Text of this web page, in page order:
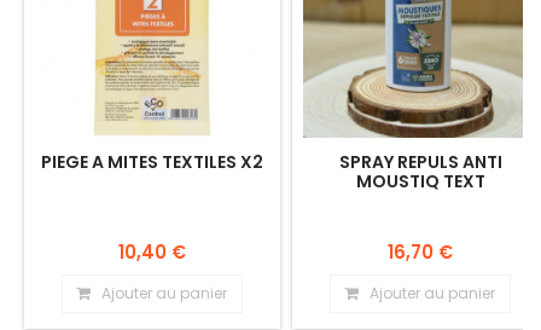
PIEGE A MITES TEXTILES X2
10,40 €
Ajouter au panier
SPRAY REPULS ANTI
MOUSTIQ TEXT
16,70 €
Ajouter au panier